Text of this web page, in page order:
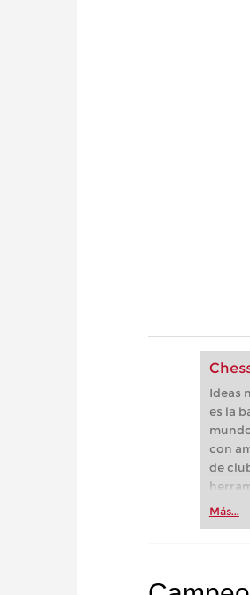
Ideas
es la
con
de
Más...